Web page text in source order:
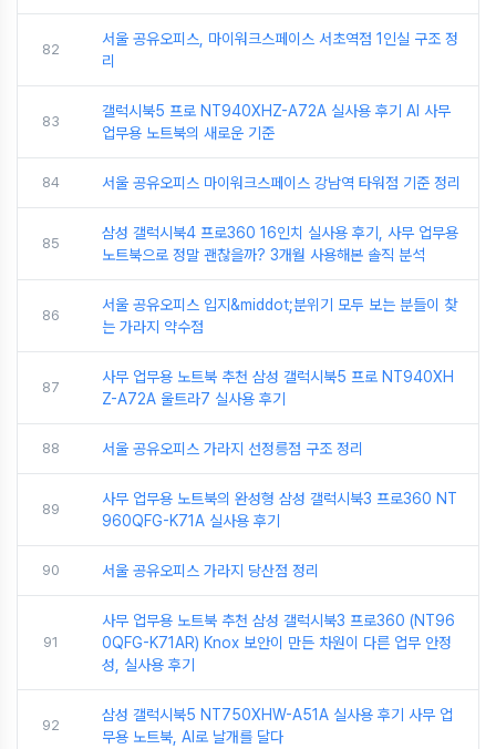
82
서울 공유오피스, 마이워크스페이스 서초역점 1인실 구조 정
리
83
갤럭시북5 프로 NT940XHZ-A72A 실사용 후기 AI 사무
업무용 노트북의 새로운 기준
84 서울 공유오피스 마이워크스페이스 강남역 타워점 기준 정리
85
삼성 갤럭시북4 프로360 16인치 실사용 후기, 사무 업무용
노트북으로 정말 괜찮을까? 3개월 사용해본 솔직 분석
86
서울 공유오피스 입지&middot;분위기 모두 보는 분들이 찾
는 가라지 약수점
87
사무 업무용 노트북 추천 삼성 갤럭시북5 프로 NT940XH
Z-A72A 울트라7 실사용 후기
88 서울 공유오피스 가라지 선정릉점 구조 정리
89
사무 업무용 노트북의 완성형 삼성 갤럭시북3 프로360 NT
960QFG-K71A 실사용 후기
90 서울 공유오피스 가라지 당산점 정리
91
사무 업무용 노트북 추천 삼성 갤럭시북3 프로360 (NT96
0QFG-K71AR) Knox 보안이 만든 차원이 다른 업무 안정
성, 실사용 후기
92
삼성 갤럭시북5 NT750XHW-A51A 실사용 후기 사무 업
무용 노트북, AI로 날개를 달다